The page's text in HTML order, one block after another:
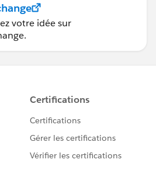
votre idée sur